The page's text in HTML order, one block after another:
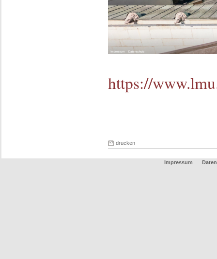
https://
drucken
Impressum